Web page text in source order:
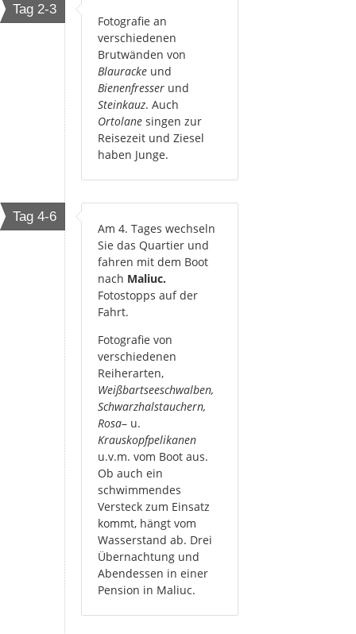
Tag 2-3
Fotografie an
verschiedenen
Brutwänden von
Blauracke und
Bienenfresser und
Steinkauz. Auch
Ortolane singen zur
Reisezeit und Ziesel
haben Junge.
Tag 4-6
Am 4. Tages wechseln
Sie das Quartier und
fahren mit dem Boot
nach Maliuc.
Fotostopps auf der
Fahrt.
Fotografie von
verschiedenen
Reiherarten,
Weißbartseeschwalben,
Schwarzhalstauchern,
Rosa– u.
Krauskopfpelikanen
u.v.m. vom Boot aus.
Ob auch ein
schwimmendes
Versteck zum Einsatz
kommt, hängt vom
Wasserstand ab. Drei
Übernachtung und
Abendessen in einer
Pension in Maliuc.